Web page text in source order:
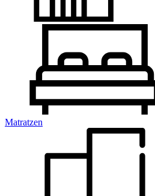
Matratzen